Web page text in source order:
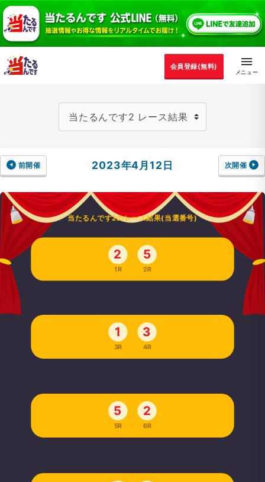
会員登録(無料)
前開催 2023年4月12日 次開催
当たるんです2のレース結果(当選番号)
2
1R
5
2R
1
3R
3
4R
5
5R
2
6R